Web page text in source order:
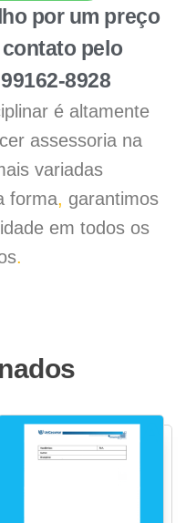
por um preço
pelo
8928
é altamente
assessoria na
variadas
forma, garantimos
em todos os
.